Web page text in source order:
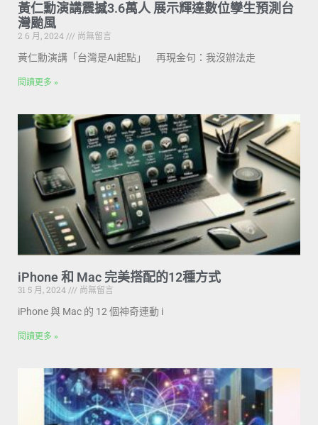
黃仁勳演講震撼3.6萬人 展示輝達數位孿生預測台
灣颱風
2 6 月, 2024
尚無留言
黃仁勳演講「台灣是AI起點」 再現金句：我沒辦法走
閱讀更多 »
iPhone 和 Mac 完美搭配的12種方式
31 5 月, 2024
尚無留言
iPhone 與 Mac 的 12 個神奇連動 i
閱讀更多 »